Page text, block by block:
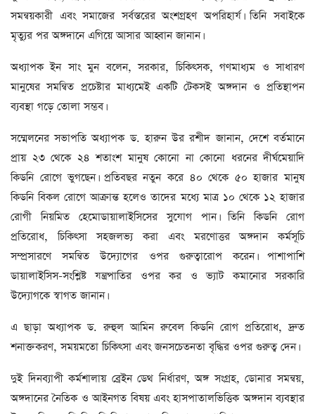
সমন্বয়কারী এবং সমাজের সর্বস্তরের অংশগ্রহণ অপরিহার্য। তিনি সবাইকে
মৃত্যুর পর অঙ্গদানে এগিয়ে আসার আহ্বান জানান।
অধ্যাপক ইন সাং মুন বলেন, সরকার, চিকিৎসক, গণমাধ্যম ও সাধারণ
মানুষের সমন্বিত প্রচেষ্টার মাধ্যমেই একটি টেকসই অঙ্গদান ও প্রতিস্থাপন
ব্যবস্থা গড়ে তোলা সম্ভব।
সম্মেলনের সভাপতি অধ্যাপক ড. হারুন উর রশীদ জানান, দেশে বর্তমানে
প্রায় ২৩ থেকে ২৪ শতাংশ মানুষ কোনো না কোনো ধরনের দীর্ঘমেয়াদি
কিডনি রোগে ভুগছেন। প্রতিবছর নতুন করে ৪০ থেকে ৫০ হাজার মানুষ
কিডনি বিকল রোগে আক্রান্ত হলেও তাদের মধ্যে মাত্র ১০ থেকে ১২ হাজার
রোগী নিয়মিত হেমোডায়ালাইসিসের সুযোগ পান। তিনি কিডনি রোগ
প্রতিরোধ, চিকিৎসা সহজলভ্য করা এবং মরণোত্তর অঙ্গদান কর্মসূচি
সম্প্রসারণে সমন্বিত উদ্যোগের ওপর গুরুত্বারোপ করেন। পাশাপাশি
ডায়ালাইসিস-সংশ্লিষ্ট যন্ত্রপাতির ওপর কর ও ভ্যাট কমানোর সরকারি
উদ্যোগকে স্বাগত জানান।
এ ছাড়া অধ্যাপক ড. রুহুল আমিন রুবেল কিডনি রোগ প্রতিরোধ, দ্রুত
শনাক্তকরণ, সময়মতো চিকিৎসা এবং জনসচেতনতা বৃদ্ধির ওপর গুরুত্ব দেন।
দুই দিনব্যাপী কর্মশালায় ব্রেইন ডেথ নির্ধারণ, অঙ্গ সংগ্রহ, ডোনার সমন্বয়,
অঙ্গদানের নৈতিক ও আইনগত বিষয় এবং হাসপাতালভিত্তিক অঙ্গদান ব্যবস্থার